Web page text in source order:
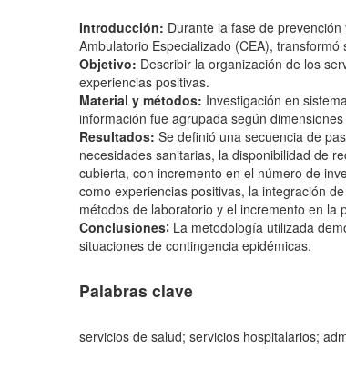
Introducción: Durante la fase de
Ambulatorio Especializado (CEA),
Objetivo: Describir la organización de los
experiencias positivas.
Material y métodos: Investigación en
información fue agrupada según
Resultados: Se definió una secuencia de
necesidades sanitarias, la disponibilidad de
cubierta, con incremento en el número de
como experiencias positivas, la integración
métodos de laboratorio y el incremento en la
Conclusiones∶ La metodología utilizada
situaciones de contingencia epidémicas.
Palabras clave
servicios de salud; servicios hospitalarios;